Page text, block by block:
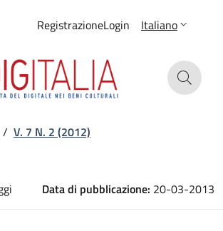
RegistrazioneLogin Italiano
/ V. 7 N. 2 (2012)
Data di pubblicazione: 20-03-2013